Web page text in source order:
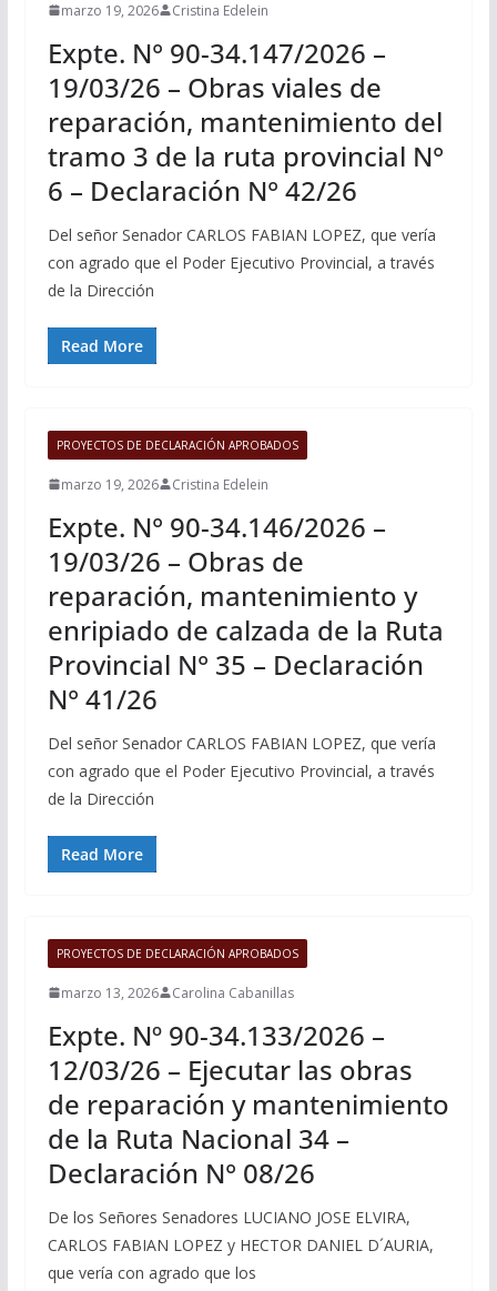
marzo 19, 2026 Cristina Edelein
Expte. N° 90-34.147/2026 –
19/03/26 – Obras viales de
reparación, mantenimiento del
tramo 3 de la ruta provincial N°
6 – Declaración N° 42/26
Del señor Senador CARLOS FABIAN LOPEZ, que vería
con agrado que el Poder Ejecutivo Provincial, a través
de la Dirección
Read More
PROYECTOS DE DECLARACIÓN APROBADOS
marzo 19, 2026 Cristina Edelein
Expte. N° 90-34.146/2026 –
19/03/26 – Obras de
reparación, mantenimiento y
enripiado de calzada de la Ruta
Provincial N° 35 – Declaración
N° 41/26
Del señor Senador CARLOS FABIAN LOPEZ, que vería
con agrado que el Poder Ejecutivo Provincial, a través
de la Dirección
Read More
PROYECTOS DE DECLARACIÓN APROBADOS
marzo 13, 2026 Carolina Cabanillas
Expte. Nº 90-34.133/2026 –
12/03/26 – Ejecutar las obras
de reparación y mantenimiento
de la Ruta Nacional 34 –
Declaración N° 08/26
De los Señores Senadores LUCIANO JOSE ELVIRA,
CARLOS FABIAN LOPEZ y HECTOR DANIEL D´AURIA,
que vería con agrado que los